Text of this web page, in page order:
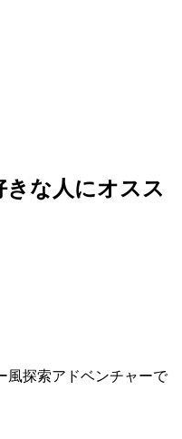
な人にオスス
風探索アドベンチャーで